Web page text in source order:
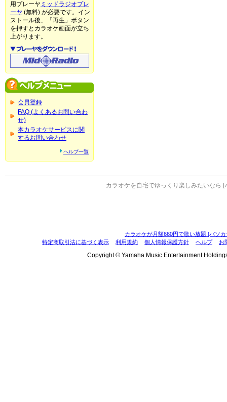
用プレーヤ ミッドラジオプレ
ーヤ (無料) が必要です。イン
ストール後、「再生」ボタン
を押すとカラオケ画面が立ち
上がります。
会員登録
FAQ (よくあるお問い合わ
せ)
本カラオケサービスに関
するお問い合わせ
ヘルプ一覧
カラオケを自宅でゆっくり楽しみたいなら [
カラオケが月額660円で歌い放題 [パソ
特定商取引法に基づく表示
利用規約 個人情報保護方針 ヘルプ お
Copyright © Yamaha Music Entertainment